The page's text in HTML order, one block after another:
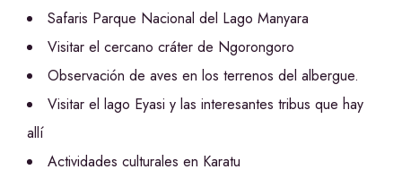
Safaris Parque Nacional del Lago Manyara
Visitar el cercano cráter de Ngorongoro
Observación de aves en los terrenos del albergue.
Visitar el lago Eyasi y las interesantes tribus que hay
allí
Actividades culturales en Karatu